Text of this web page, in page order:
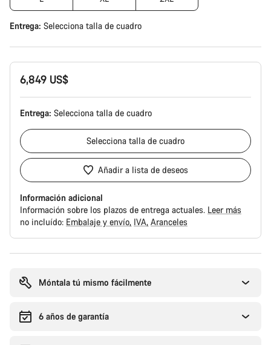
Entrega: Selecciona talla de cuadro
6,849 US$
Entrega: Selecciona talla de cuadro
Selecciona talla de cuadro
Añadir a lista de deseos
Información adicional
Información sobre los plazos de entrega actuales. Leer más
no incluído: Embalaje y envío IVA Aranceles
compra
Móntala tú mismo fácilmente
6 años de garantía